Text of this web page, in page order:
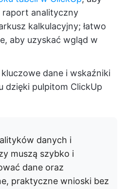
raport analityczny
kalkulacyjny; łatwo
aby uzyskać wgląd w
dane i wskaźniki
dzięki pulpitom ClickUp
danych i
muszą szybko i
dane oraz
praktyczne wnioski bez